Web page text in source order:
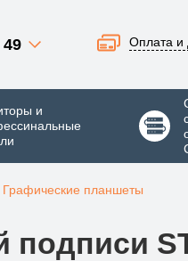
49 Оплата и
и
Графические планшеты